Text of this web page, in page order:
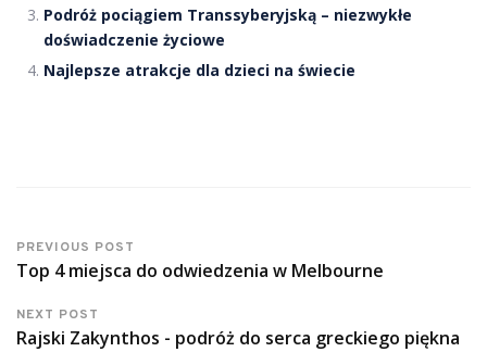
Podróż pociągiem Transsyberyjską – niezwykłe
doświadczenie życiowe
Najlepsze atrakcje dla dzieci na świecie
PREVIOUS POST
Top 4 miejsca do odwiedzenia w Melbourne
NEXT POST
Rajski Zakynthos - podróż do serca greckiego piękna